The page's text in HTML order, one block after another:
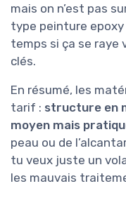
mais on n’est pas
type peinture epoxy
temps si ça se raye
clés.
En résumé, les
tarif : structure en
moyen mais
peau ou de
tu veux juste un
les mauvais